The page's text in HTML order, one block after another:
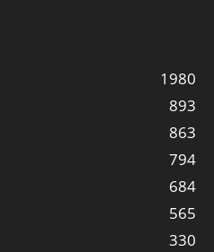
1980
893
863
794
684
565
330